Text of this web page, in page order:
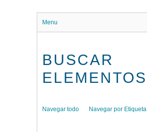
Menu
BUSCAR
ELEMENTOS
Navegar todo Navegar por Etiqueta